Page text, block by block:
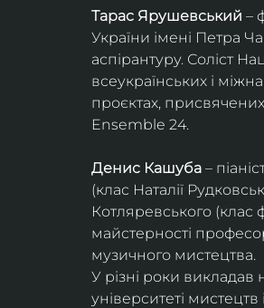
Тарас Ярушевський –
України імені Петра
аспірантуру. Соліст
всеукраїнських і
проєктах,
Ensemble 24.
Денис Кашуба –
(клас Наталії
Котляревського (клас
майстерності
музичного мистецтва.
У різні роки викладав
університеті